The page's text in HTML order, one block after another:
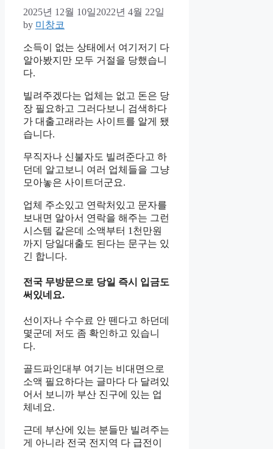
2025년 12월 10일2022년 4월 22일
by 미창코
소득이 없는 상태에서 여기저기 다
알아봤지만 모두 거절을 당했습니
다.
빌려주겠다는 업체는 없고 돈은 당
장 필요하고 그러다보니 검색하다
가 대출고래라는 사이트를 알게 됐
습니다.
무직자나 신불자도 빌려준다고 하
던데 알고보니 여러 업체들을 그냥
모아놓은 사이트더군요.
업체 주소있고 연락처있고 문자를
보내면 알아서 연락을 해주는 그런
시스템 같은데 소액부터 1천만원
까지 당일대출도 된다는 문구는 있
긴 합니다.
전국 무방문으로 당일 즉시 입금도
써있네요.
선이자나 수수료 안 뗀다고 하던데
몇군데 저도 좀 확인하고 있습니
다.
골드파인대부 여기는 비대면으로
소액 필요하다는 글마다 다 달려있
어서 보니까 부산 진구에 있는 업
체네요.
근데 부산에 있는 분들만 빌려주는
게 아니라 전국 전지역 다 급전이